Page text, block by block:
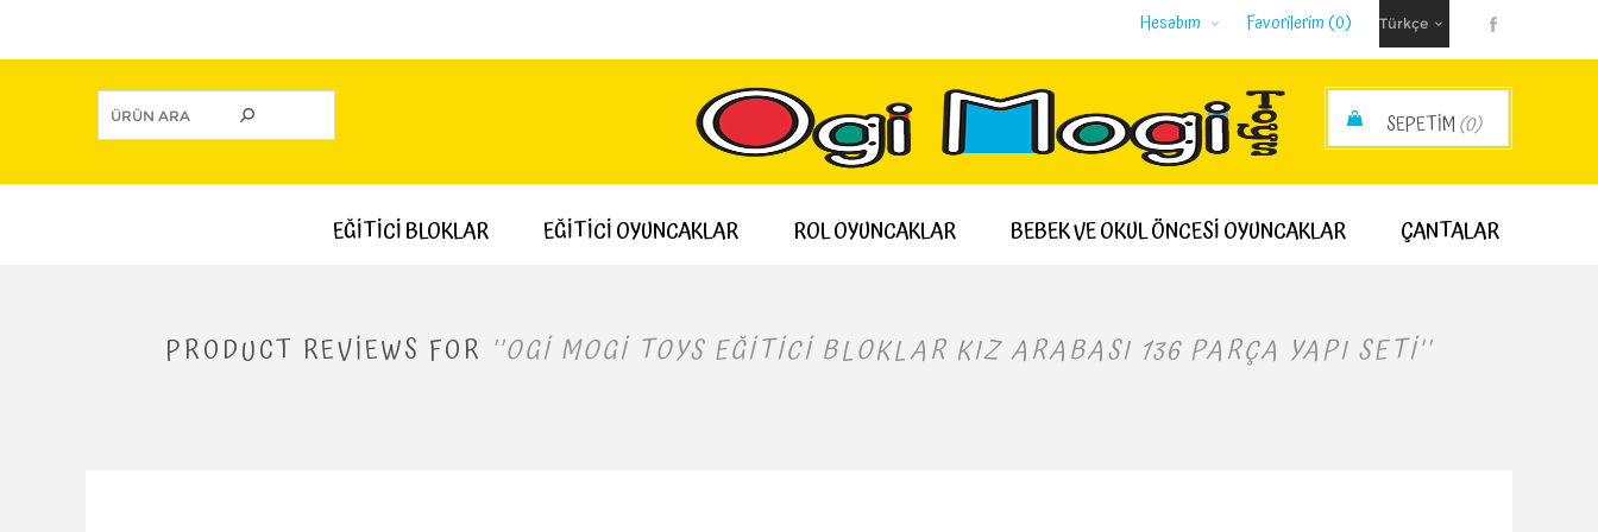
Hesabım Favorilerim(0)
SEPETIM(0)
EĞİTİCİ BLOKLAR EĞİTİCİ OYUNCAKLAR ROL OYUNCAKLAR BEBEK VE OKUL ÖNCESİ OYUNCAKLAR ÇANTALAR
PRODUCT REVIEWS FOR OGI MOGI TOYS EĞITICI BLOKLAR KIZ ARABASI 136 PARÇA YAPI SETI